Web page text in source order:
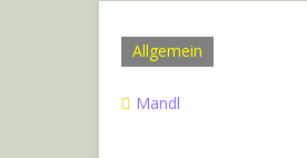
Allgemein
Mandl